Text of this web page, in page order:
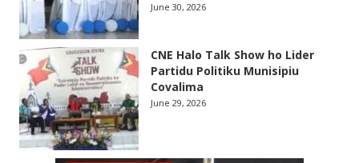
June 30, 2026
CNE Halo Talk Show ho Lider
Partidu Politiku Munisipiu
Covalima
June 29, 2026